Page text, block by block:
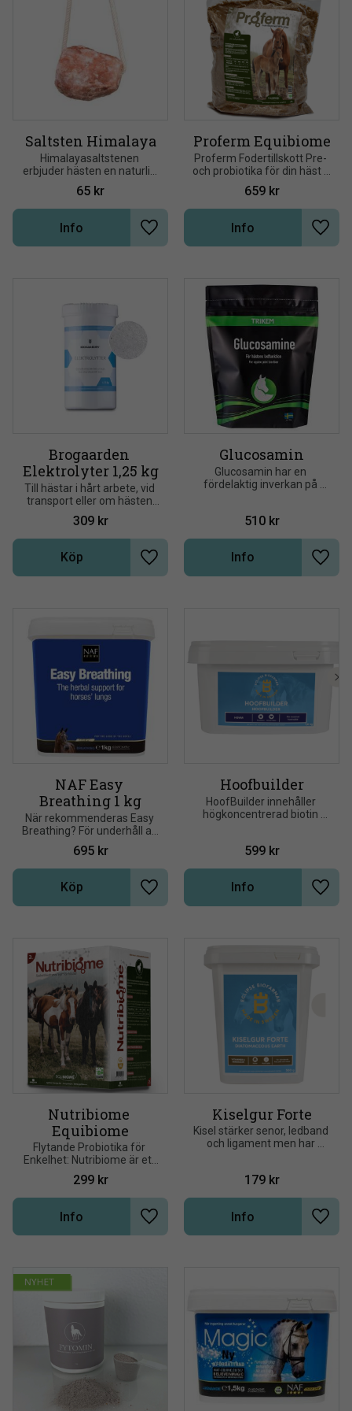
Saltsten Himalaya
Himalayasaltstenen
erbjuder hästen en naturlig
källa för hästens dagliga
saltbehov
65 kr
Lägg till i önskelista
Info
Proferm Equibiome
Proferm Fodertillskott Pre-
och probiotika för din häst
Proferm hjälper till att
balansera tarmflora och
ökar prestanda
659kr
Lägg
Info
Brogaarden
Elektrolyter 1,25 kg
Till hästar i hårt arbete, vid
transport eller om hästen
svettas mycket. Elektrolyter
är mineraler i saltform
309kr
Lägg till i önskelista
Köp
Glucosamin
Glucosamin har en
fördelaktig inverkan på
510kr
Lägg
Info
NAF Easy
Breathing 1 kg
När rekommenderas Easy
Breathing? För underhåll av
friska luftvägar Lättare
känslighet för pollen,
damm, kvalster
695kr
Lägg till i önskelista
Köp
Hoofbuilder
HoofBuilder innehåller
högkoncentrerad biotin
hovens kvalité
599kr
Lägg
Info
Nutribiome
Equibiome
Flytande Probiotika för
Enkelhet: Nutribiome är ett
flytande, fermenterat
fodertillskott, vilket gör det
enkelt att ge till din häst
299kr
Lägg till i önskelista
Info
Kiselgur Forte
Kisel stärker senor, ledband
och ligament men har
179kr
Lägg
Info